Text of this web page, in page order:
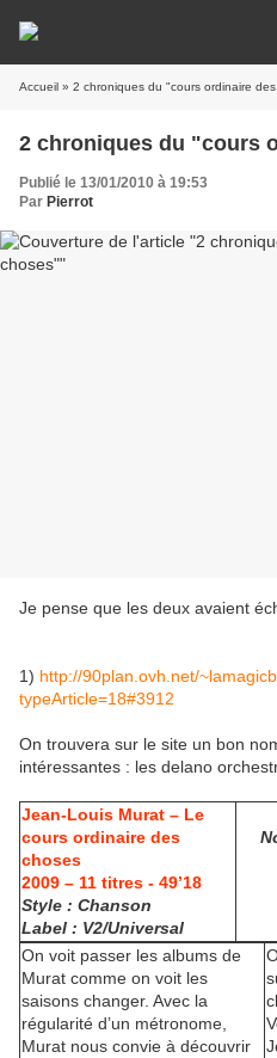
Accueil » 2 chroniques du "cours ordinaire
2 chroniques du "cours
Publié le 13/01/2010 à 19:53
Par Pierrot
Je pense que les deux avaient
1) http://90plan.ovh.net/
typeArticle=18#3912
On trouvera sur le site un bon
intéressantes : les delano
Jean-Louis Murat – Le
cours ordinaire des
choses
2009 – 11 titres - 49’18
Style : Chanson
Label : V2/Universal
On voit passer les albums de
Murat comme on voit les
saisons changer. Avec la
régularité d’un métronome,
Murat nous convie à découvrir